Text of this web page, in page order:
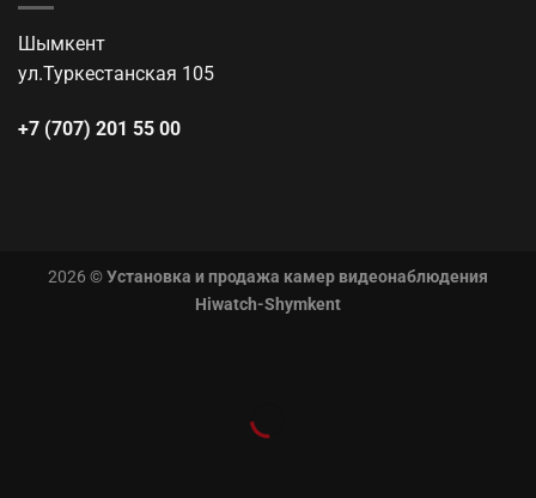
Шымкент
ул.Туркестанская 105
+7 (707) 201 55 00
2026 ©Установка и продажа камер видеонаблюдения
Hiwatch-Shymkent